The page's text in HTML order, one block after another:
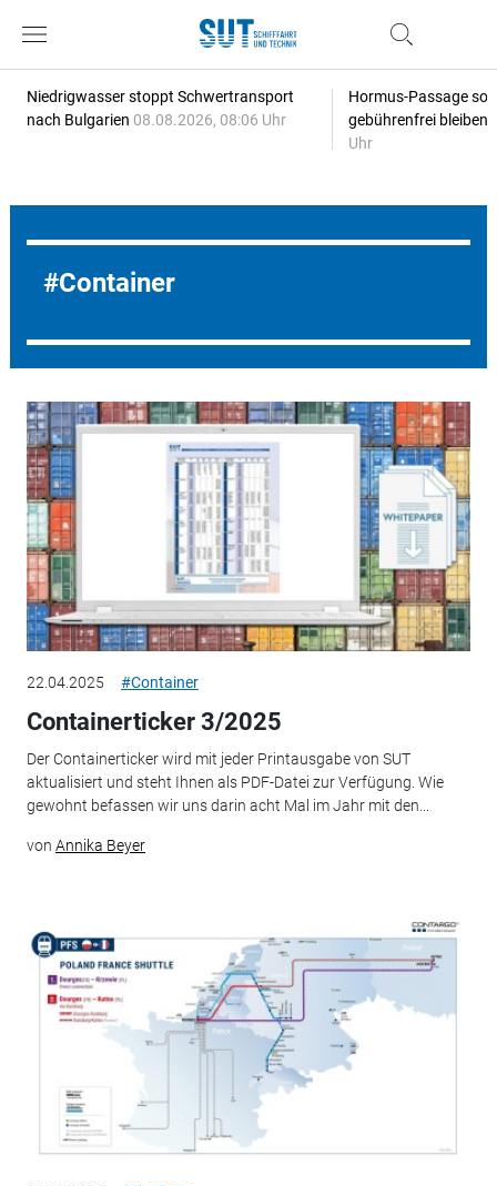
Niedrigwasser stoppt Schwertransport
nach Bulgarien 08.08.2026, 08:06 Uhr
Hormus-Passage
gebührenfrei bleiben
Uhr
Container
22.04.2025 #Container
Containerticker 3/2025
Der Containerticker wird mit jeder Printausgabe von SUT
aktualisiert und steht Ihnen als PDF-Datei zur Verfügung. Wie
gewohnt befassen wir uns darin acht Mal im Jahr mit den...
von Annika Beyer